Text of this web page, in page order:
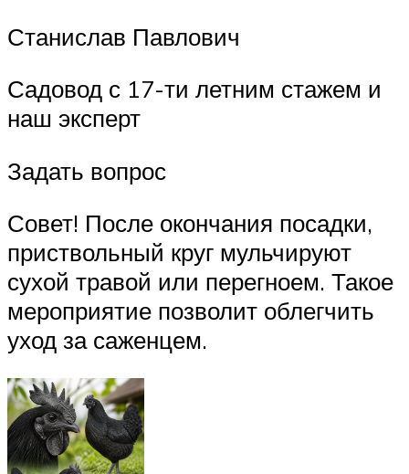
Станислав Павлович
Садовод с 17-ти летним стажем и
наш эксперт
Задать вопрос
Совет! После окончания посадки,
приствольный круг мульчируют
сухой травой или перегноем. Такое
мероприятие позволит облегчить
уход за саженцем.